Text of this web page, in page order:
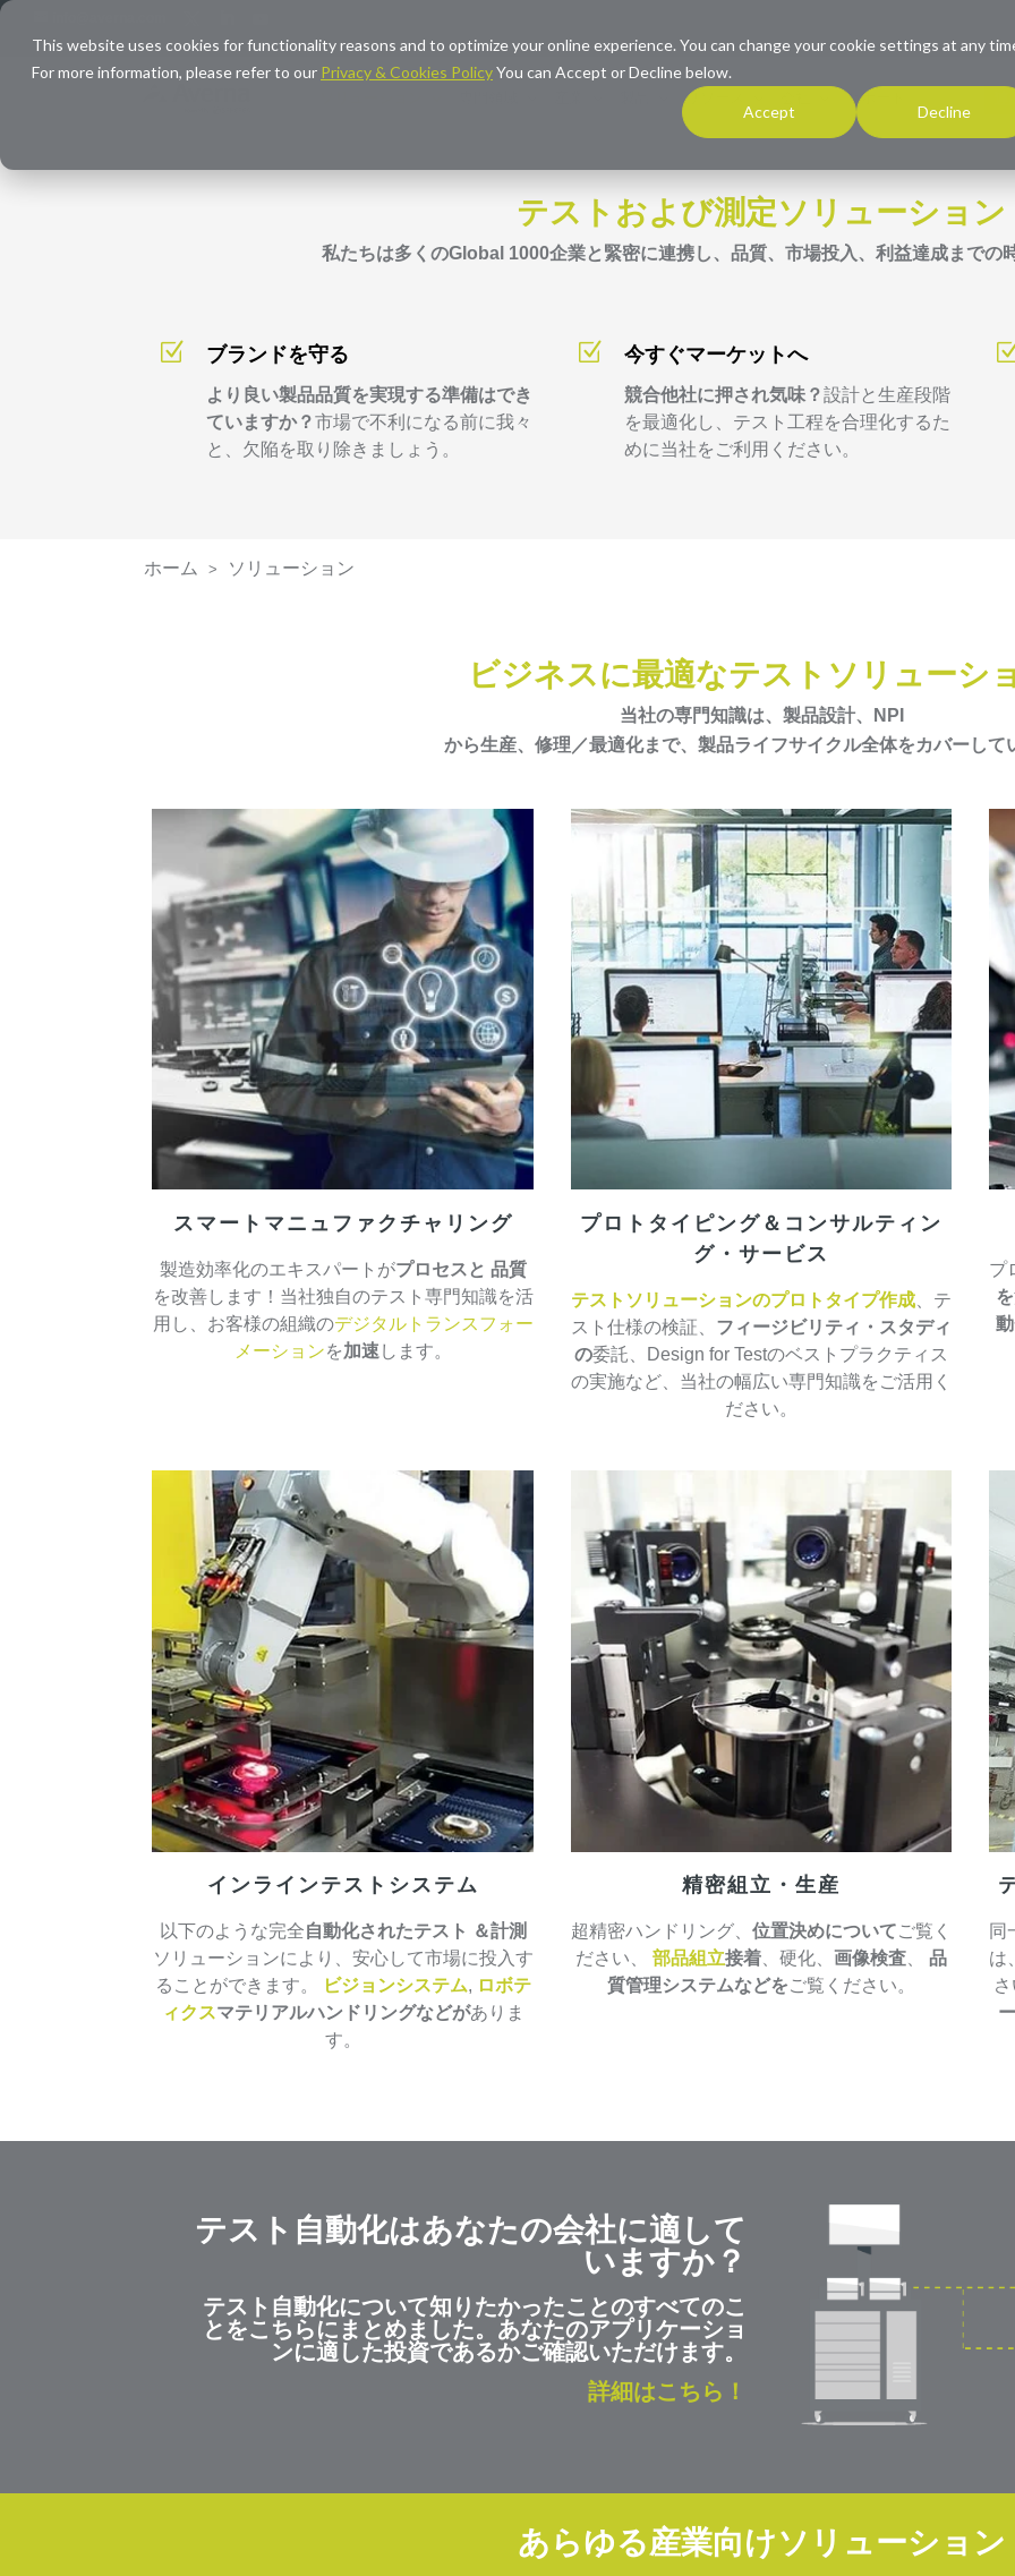
This website uses cookies for functionality reasons and to optimize your online experience. You can change your cookie settings at any
For more information, please refer to our Privacy & Cookies PolicyYou can Accept or Decline below.
Accept Decline
リソース サポート
テストおよび測定ソリューション
私たちは多くのGlobal 1000企業と緊密に連携し、品質、市場投入、利益達成までの
Z ブランドを守る
より良い製品品質を実現する準備はでき
ていますか？市場で不利になる前に我々
と、欠陥を取り除きましょう。
Z 今すぐマーケットへ
競合他社に押され気味？設計と生産段階
を最適化し、テスト工程を合理化するた
めに当社をご利用ください。
ホーム > ソリューション
ビジネスに最適なテストソリューシ
当社の専門知識は、製品設計、NPI
から生産、修理／最適化まで、製品ライフサイクル全体をカバーして
スマートマニュファクチャリング
製造効率化のエキスパートがプロセスと 品質
を改善します！当社独自のテスト専門知識を活
用し、お客様の組織のデジタルトランスフォー
メーションを加速 します。
プロトタイピング＆コンサルティン
グ・サービス
テストソリューションのプロトタイプ作成、テ
スト仕様の検証、 フィージビリティ・スタディ
の委託、Design for Testのベストプラクティス
の実施など、当社の幅広い専門知識をご活用く
ださい。
プ
を
動
インラインテストシステム
以下のような完全自動化されたテスト ＆計測
ソリューションにより、安心して市場に投入す
ることができます。
ビジョンシステム, ロボテ
ィクスマテリアルハンドリングなどがありま
す。
精密組立・生産
超精密ハンドリング、 位置決めについてご覧く
ださい、 部品組立接着、硬化、 画像検査、
品
質管理システムなどをご覧ください。
同
は
テスト自動化はあなたの会社に適して
いますか？
テスト自動化について知りたかったことのすべてのこ
とをこちらにまとめました。あなたのアプリケーショ
ンに適した投資であるかご確認いただけます。
詳細はこちら！
あらゆる産業向けソリューション